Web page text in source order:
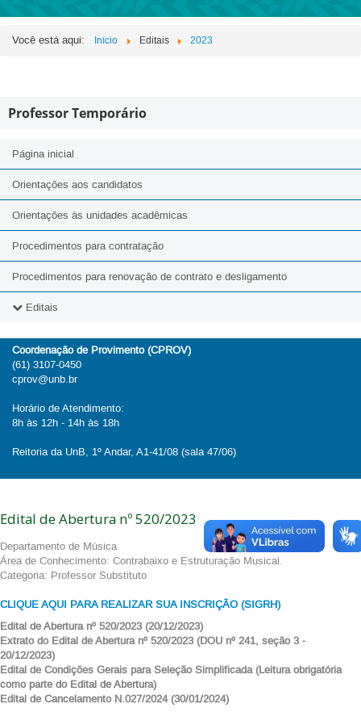
Você está aqui: Início Editais 2023
Professor Temporário
Página inicial
Orientações aos candidatos
Orientações às unidades acadêmicas
Procedimentos para contratação
Procedimentos para renovação de contrato e desligamento
Editais
2026
2025
2023
2020
Coordenação de Provimento (CPROV)
(61) 3107-0450
cprov@unb.br
Horário de Atendimento:
8h às 12h - 14h às 18h
Reitoria da UnB, 1º Andar, A1-41/08 (sala 47/06)
Edital de Abertura nº 520/2023
Departamento de Música
Área de Conhecimento: Contrabaixo e Estruturação Musical.
Categoria: Professor Substituto
CLIQUE AQUI PARA REALIZAR SUA INSCRIÇÃO (SIGRH)
Edital de Abertura nº 520/2023 (20/12/2023)
Extrato do Edital de Abertura nº 520/2023 (DOU nº 241, seção 3 -
20/12/2023)
Edital de Condições Gerais para Seleção Simplificada (Leitura obrigatória
como parte do Edital de Abertura)
Edital de Cancelamento N.027/2024 (30/01/2024)